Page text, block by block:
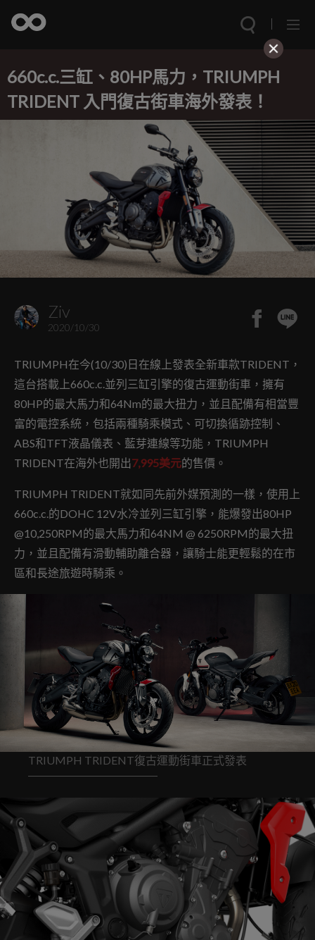
660c.c.三缸、80HP馬力，TRIUMPH
TRIDENT 入門復古街車海外發表！
Ziv
2020/10/30
TRIUMPH在今(10/30)日在線上發表全新車款TRIDENT，
這台搭載上660c.c.並列三缸引擎的復古運動街車，擁有
80HP的最大馬力和64Nm的最大扭力，並且配備有相當豐
富的電控系統，包括兩種騎乘模式、可切換循跡控制、
ABS和TFT液晶儀表、藍芽連線等功能，TRIUMPH
TRIDENT在海外也開出7,995美元的售價。
TRIUMPH TRIDENT就如同先前外媒預測的一樣，使用上
660c.c.的DOHC 12V水冷並列三缸引擎，能爆發出80HP
@10,250RPM的最大馬力和64NM @ 6250RPM的最大扭
力，並且配備有滑動輔助離合器，讓騎士能更輕鬆的在市
區和長途旅遊時騎乘。
TRIUMPH TRIDENT復古運動街車正式發表